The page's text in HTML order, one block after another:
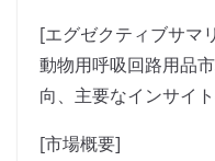
[エグゼクティブサマ
動物用呼吸回路用品
向、主要なインサイ
[市場概要]